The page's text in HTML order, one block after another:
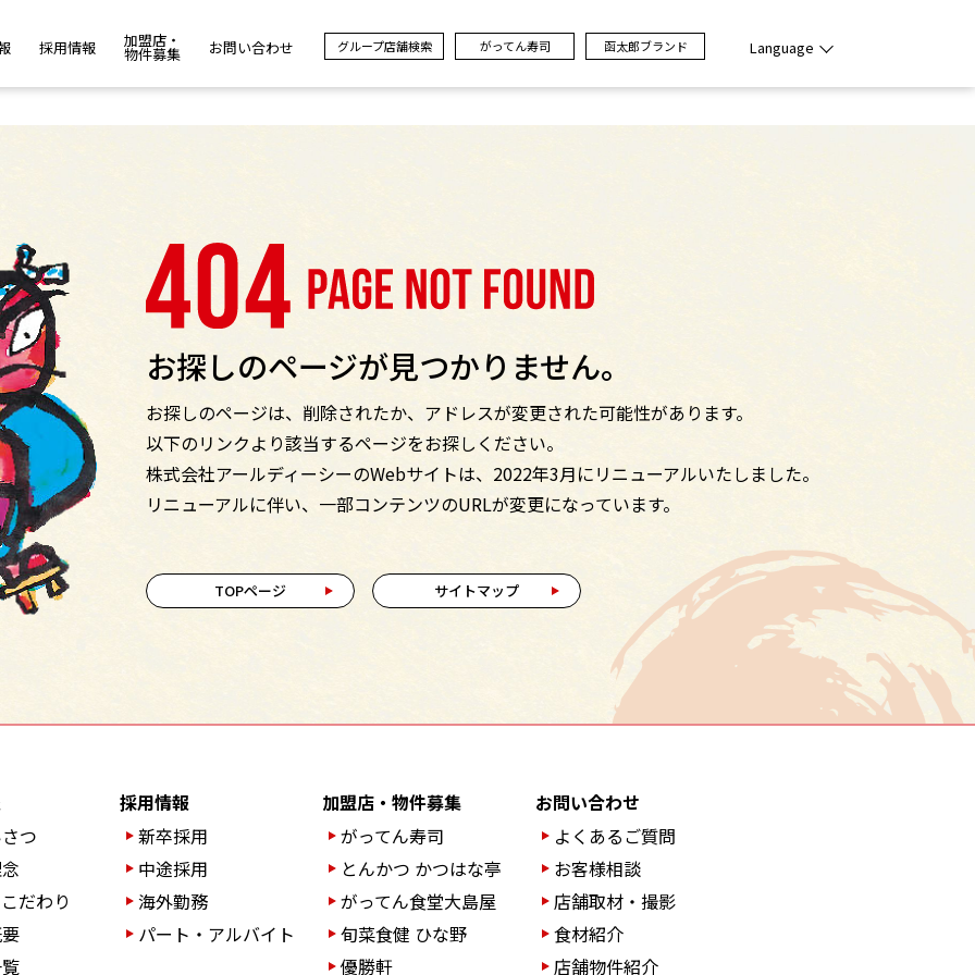
採用情報 加盟店・
物件募集 お問い合わせ グループ店舗検索 がってん寿司 函太郎ブランド Language
お探しのページが見つかりません。
お探しのページは、削除されたか、アドレスが変更された可能性があります。
以下のリンクより該当するページをお探しください。
株式会社アールディーシーのWebサイトは、2022年3月にリニューアルいたしました。
リニューアルに伴い、一部コンテンツのURLが変更になっています。
TOPページ サイトマップ
つ
だわり
採用情報
新卒採用
中途採用
海外勤務
パート・アルバイト
加盟店・物件募集
がってん寿司
とんかつ かつはな亭
がってん食堂大島屋
旬菜食健 ひな野
優勝軒
お問い合わせ
よくあるご質問
お客様相談
店舗取材・撮影
食材紹介
店舗物件紹介